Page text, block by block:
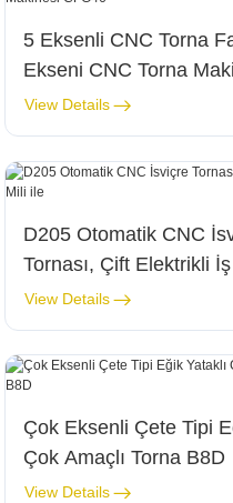
5 Eksenli CNC Torna
Ekseni CNC Torna
CFG46
View Details
D205 Otomatik CNC
Tornası, Çift Elektrikli
View Details
Çok Eksenli Çete Tipi
Çok Amaçlı Torna B8D
View Details